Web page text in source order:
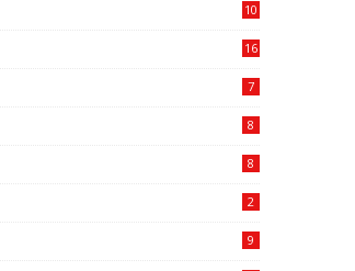
10
16
7
8
8
2
9